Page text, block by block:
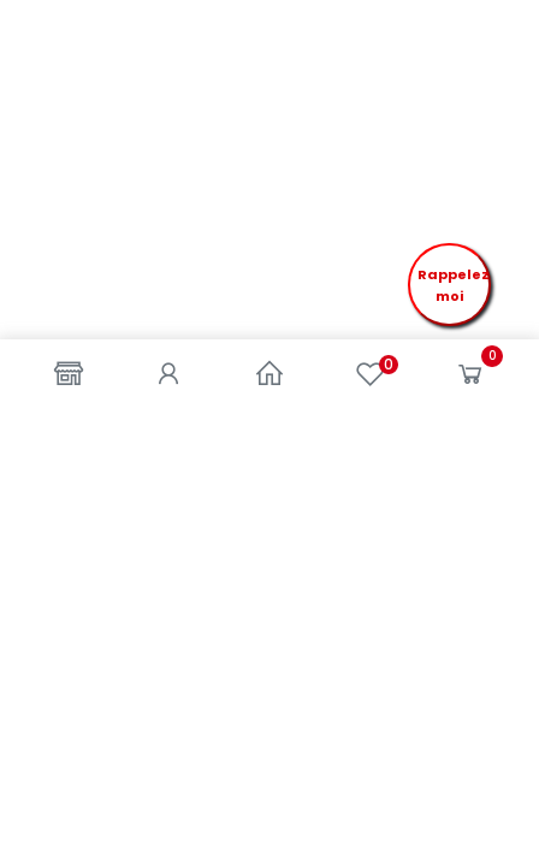
0 0
Rappelez
moi